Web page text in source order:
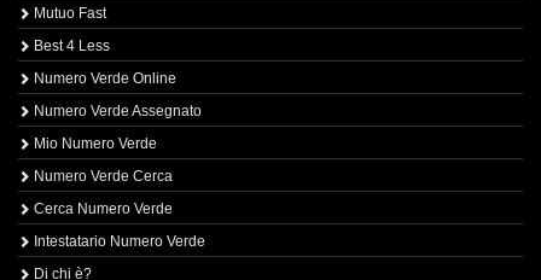
Mutuo Fast
Best 4 Less
Numero Verde Online
Numero Verde Assegnato
Mio Numero Verde
Numero Verde Cerca
Cerca Numero Verde
Intestatario Numero Verde
Di chi è?